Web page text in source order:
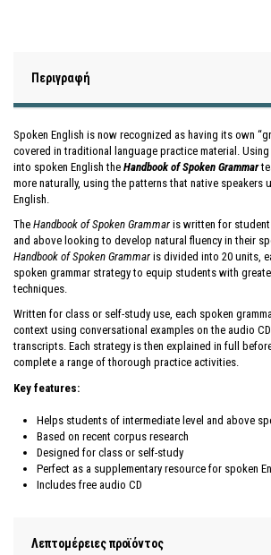
Περιγραφή
Spoken English is now recognized as having its own
covered in traditional language practice material.
into spoken English the Handbook of Spoken Grammar
more naturally, using the patterns that native speakers
English.
The Handbook of Spoken Grammar is written for
and above looking to develop natural fluency in their
Handbook of Spoken Grammar is divided into 20 units,
spoken grammar strategy to equip students with
techniques.
Written for class or self-study use, each spoken
context using conversational examples on the audio
transcripts. Each strategy is then explained in full
complete a range of thorough practice activities.
Key features:
Helps students of intermediate level and above
Based on recent corpus research
Designed for class or self-study
Perfect as a supplementary resource for spoken
Includes free audio CD
Λεπτομέρειες προϊόντος